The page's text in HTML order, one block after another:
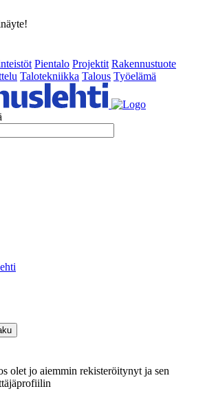
Pientalo Projektit Rakennustuote
Talotekniikka Talous Työelämä
olet jo aiemmin rekisteröitynyt ja sen